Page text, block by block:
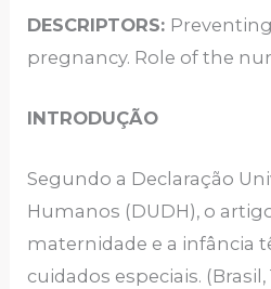
DESCRIPTORS:
pregnancy. Role of the
INTRODUÇÃO
Segundo a Declaração
Humanos (DUDH), o
maternidade e a infância
cuidados especiais. (Brasil,